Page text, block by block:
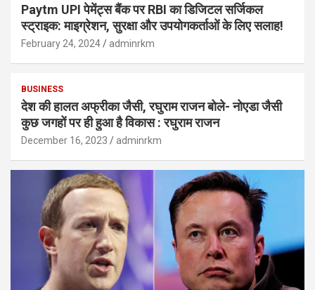
Paytm UPI पेमेंट्स बैंक पर RBI का डिजिटल सर्जिकल
स्ट्राइक: माइग्रेशन, सुरक्षा और उपयोगकर्ताओं के लिए सलाह!
February 24, 2024 adminrkm
BUSINESS
देश की हालत अफ्रीका जैसी, रघुराम राजन बोले- नोएडा जैसी
कुछ जगहों पर ही हुआ है विकास : रघुराम राजन
December 16, 2023 adminrkm